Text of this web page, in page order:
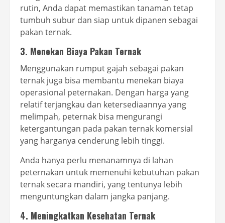
rutin, Anda dapat memastikan tanaman tetap
tumbuh subur dan siap untuk dipanen sebagai
pakan ternak.
3. Menekan Biaya Pakan Ternak
Menggunakan rumput gajah sebagai pakan
ternak juga bisa membantu menekan biaya
operasional peternakan. Dengan harga yang
relatif terjangkau dan ketersediaannya yang
melimpah, peternak bisa mengurangi
ketergantungan pada pakan ternak komersial
yang harganya cenderung lebih tinggi.
Anda hanya perlu menanamnya di lahan
peternakan untuk memenuhi kebutuhan pakan
ternak secara mandiri, yang tentunya lebih
menguntungkan dalam jangka panjang.
4. Meningkatkan Kesehatan Ternak